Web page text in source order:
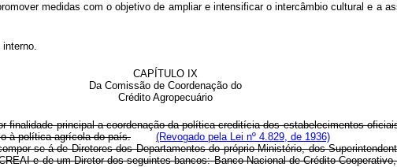
medidas com o objetivo de ampliar e intensificar o intercâmbio cultural e a
CAPÍTULO IX
Da Comissão de Coordenação do
Crédito Agropecuário
finalidade principal a coordenação da política creditícia dos estabelecimentos
à política agrícola do país.
(Revogado pela Lei nº 4.829, de 1936)
se-á de Diretores dos Departamentos do próprio Ministério, dos
e de um Diretor dos seguintes bancos: Banco Nacional de Crédito